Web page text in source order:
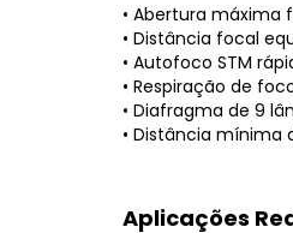
• Abertura máxima
• Distância focal
• Autofoco STM
• Respiração de
• Diafragma de 9
• Distância
Aplicações